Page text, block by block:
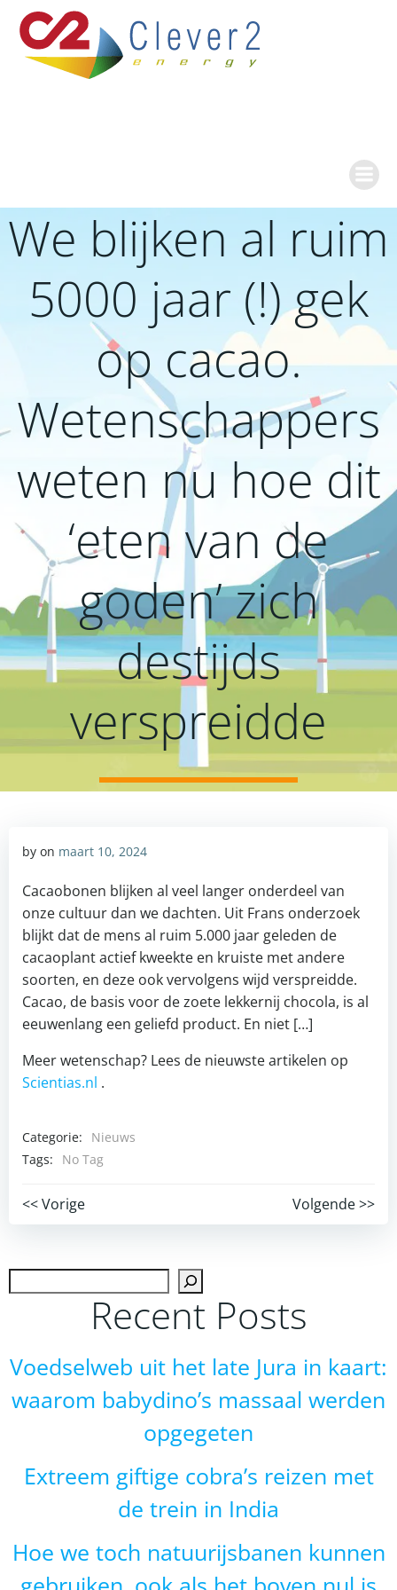
naar
de
inhoud
We blijken al ruim
5000 jaar (!) gek
op cacao.
Wetenschappers
weten nu hoe dit
‘eten van de
goden’ zich
destijds
verspreidde
by on maart 10, 2024
Cacaobonen blijken al veel langer onderdeel van
onze cultuur dan we dachten. Uit Frans onderzoek
blijkt dat de mens al ruim 5.000 jaar geleden de
cacaoplant actief kweekte en kruiste met andere
soorten, en deze ook vervolgens wijd verspreidde.
Cacao, de basis voor de zoete lekkernij chocola, is al
eeuwenlang een geliefd product. En niet […]
Meer wetenschap? Lees de nieuwste artikelen op
Scientias.nl .
Categorie:
Nieuws
Tags:
No Tag
Post
navigation
<< Vorige
Post
navigation
Volgende >>
Recent Posts
Voedselweb uit het late Jura in kaart:
waarom babydino’s massaal werden
opgegeten
Extreem giftige cobra’s reizen met
de trein in India
Hoe we toch natuurijsbanen kunnen